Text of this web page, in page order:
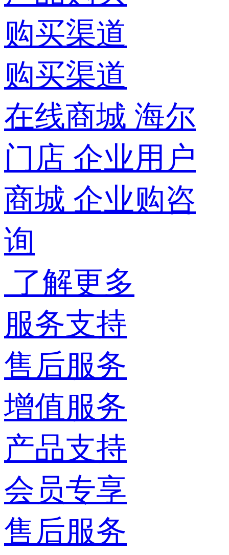
购买渠道
购买渠道
在线商城 海尔
门店 企业用户
商城 企业购咨
询
了解更多
服务支持
售后服务
增值服务
产品支持
会员专享
售后服务